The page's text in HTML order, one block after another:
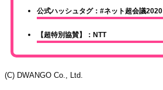
公式ハッシュタグ：#ネット超会議2020
【超特別協賛】：NTT
(C) DWANGO Co., Ltd.